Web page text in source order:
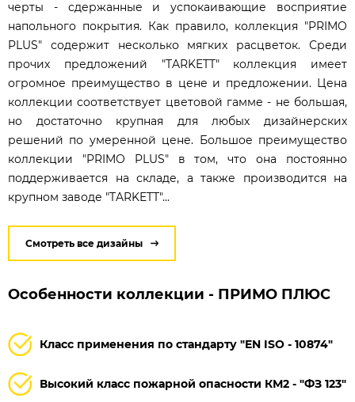
черты - сдержанные и успокаивающие восприятие
напольного покрытия. Как правило, коллекция "PRIMO
PLUS" содержит несколько мягких расцветок. Среди
прочих предложений "TARKETT" коллекция имеет
огромное преимущество в цене и предложении. Цена
коллекции соответствует цветовой гамме - не большая,
но достаточно крупная для любых дизайнерских
решений по умеренной цене. Большое преимущество
коллекции "PRIMO PLUS" в том, что она постоянно
поддерживается на складе, а также производится на
крупном заводе "TARKETT"...
Смотреть все дизайны
Особенности коллекции - ПРИМО ПЛЮС
Класс применения по стандарту "EN ISO - 10874"
Высокий класс пожарной опасности КМ2 - "ФЗ 123"